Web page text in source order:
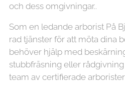
och dess omgivningar..
Som en ledande arborist På
rad tjänster för att möta dina
behöver hjälp med
stubbfräsning eller
team av certifierade